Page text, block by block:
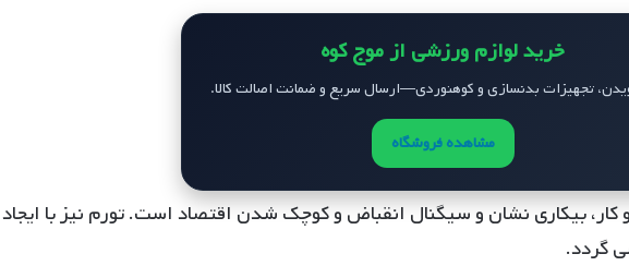
خرید لوازم ورزشی از موج کوه
تجهیزات بدنسازی و کوهنوردی—ارسال سریع و ضمانت اصالت کالا.
مشاهده فروشگاه
بیکاری نشان و سیگنال انقباض و کوچک شدن اقتصاد است. تورم نیز با ایجاد
گردد.